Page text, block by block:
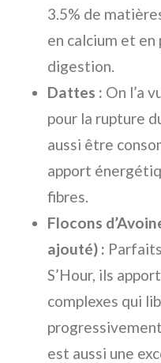
3.5% de
en calcium et
digestion.
Dattes : On l’a
pour la rupture
aussi être
apport
fibres.
Flocons
ajouté) :
S’Hour, ils
complexes qui
est aussi une